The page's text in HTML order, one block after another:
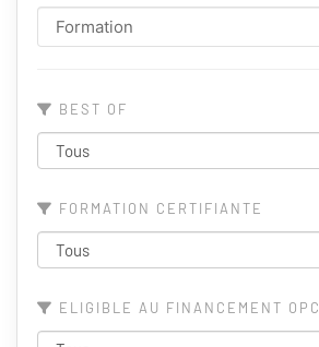
BEST OF
FORMATION CERTIFIANTE
ELIGIBLE AU FINANCEMENT